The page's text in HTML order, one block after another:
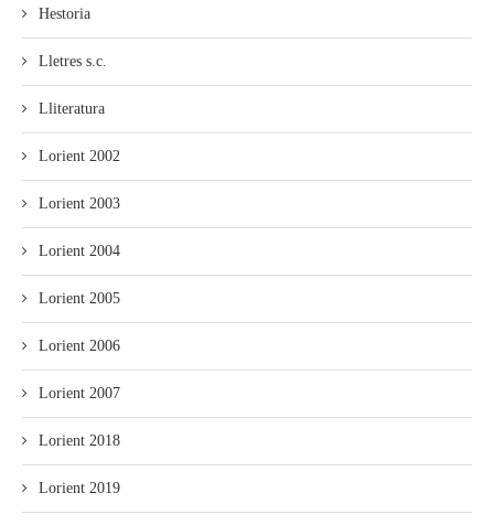
Hestoria
Lletres s.c.
Lliteratura
Lorient 2002
Lorient 2003
Lorient 2004
Lorient 2005
Lorient 2006
Lorient 2007
Lorient 2018
Lorient 2019